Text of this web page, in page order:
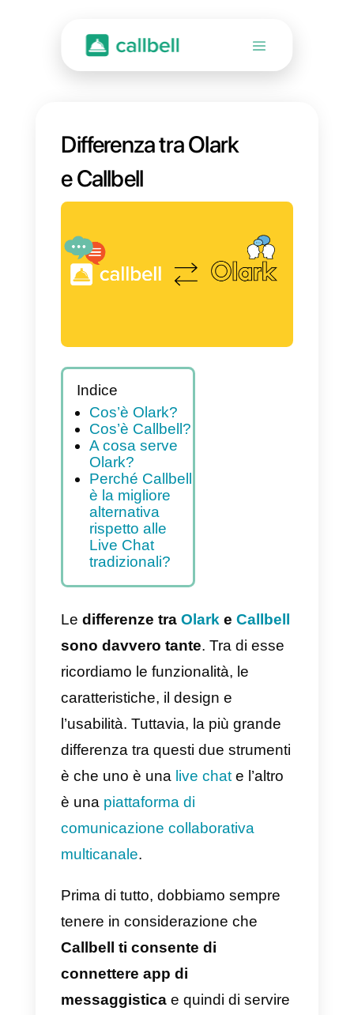
Differenza tra Olark
Indice
Cos’è Olark?
Cos’è Callbell?
A cosa serve
Olark?
Perché Callbell
alternativa
rispetto alle
Live Chat
tradizionali?
Ledifferenze traOlarke
sono davvero tante
ricordiamo le funzionalità, le
caratteristiche, il design e
l’usabilità. Tuttavia, la più grande
differenza tra questi due
è che uno è una
è unapiattaforma di